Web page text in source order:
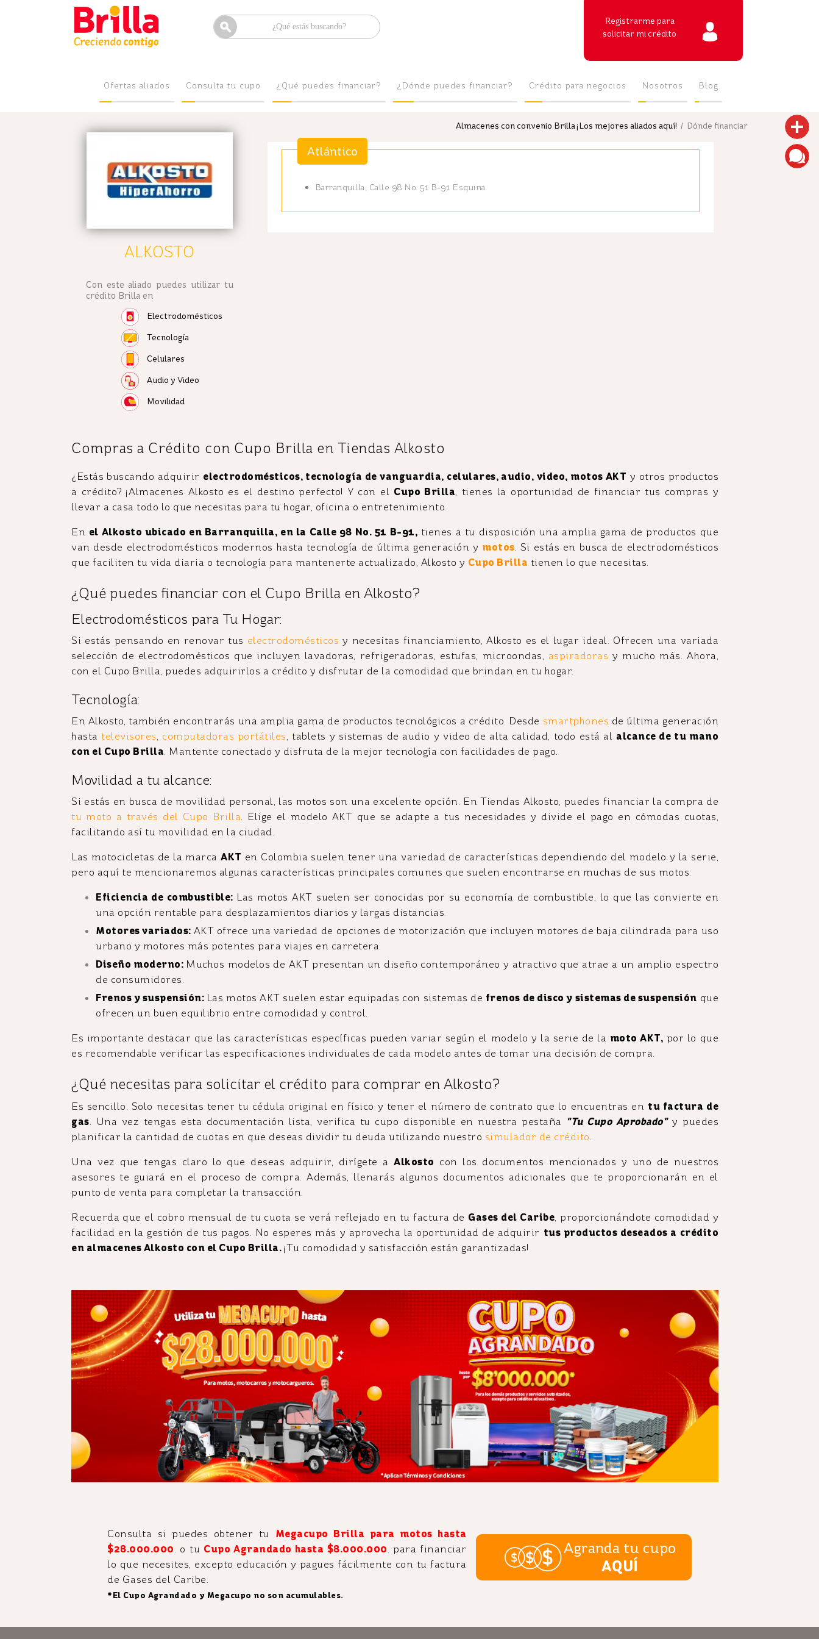
Registrarme para
solicitar mi crédito
Ofertas aliados Consulta tu cupo ¿Qué puedes financiar? ¿Dónde puedes financiar? Crédito para negocios Nosotros Blog
Almacenes con convenio Brilla ¡Los mejores aliados aquí! / Dónde financiar
ALKOSTO
Con este aliado puedes utilizar tu
crédito Brilla en
Electrodomésticos
Tecnología
Celulares
Audio y Video
Movilidad
Atlántico
Barranquilla, Calle 98 No. 51 B-91 Esquina
Compras a Crédito con Cupo Brilla en Tiendas Alkosto
¿Estás buscando adquirir electrodomésticos, tecnología de vanguardia, celulares, audio, video, motos AKT y otros productos
a crédito? ¡Almacenes Alkosto es el destino perfecto! Y con el Cupo Brilla, tienes la oportunidad de financiar tus compras y
llevar a casa todo lo que necesitas para tu hogar, oficina o entretenimiento.
En el Alkosto ubicado en Barranquilla, en la Calle 98 No. 51 B-91, tienes a tu disposición una amplia gama de productos que
van desde electrodomésticos modernos hasta tecnología de última generación y motos. Si estás en busca de electrodomésticos
que faciliten tu vida diaria o tecnología para mantenerte actualizado, Alkosto y Cupo Brilla tienen lo que necesitas.
¿Qué puedes financiar con el Cupo Brilla en Alkosto?
Electrodomésticos para Tu Hogar:
Si estás pensando en renovar tus electrodomésticos y necesitas financiamiento, Alkosto es el lugar ideal. Ofrecen una variada
selección de electrodomésticos que incluyen lavadoras, refrigeradoras, estufas, microondas, aspiradoras y mucho más. Ahora,
con el Cupo Brilla, puedes adquirirlos a crédito y disfrutar de la comodidad que brindan en tu hogar.
Tecnología:
En Alkosto, también encontrarás una amplia gama de productos tecnológicos a crédito. Desde smartphones de última generación
hasta televisores, computadoras portátiles, tablets y sistemas de audio y video de alta calidad, todo está al alcance de tu mano
con el Cupo Brilla. Mantente conectado y disfruta de la mejor tecnología con facilidades de pago.
Movilidad a tu alcance:
Si estás en busca de movilidad personal, las motos son una excelente opción. En Tiendas Alkosto, puedes financiar la compra de
tu moto a través del Cupo Brilla. Elige el modelo AKT que se adapte a tus necesidades y divide el pago en cómodas cuotas,
facilitando así tu movilidad en la ciudad.
Las motocicletas de la marcaAKT en Colombia suelen tener una variedad de características dependiendo del modelo y la serie,
pero aquí te mencionaremos algunas características principales comunes que suelen encontrarse en muchas de sus motos:
Eficiencia de combustible: Las motos AKT suelen ser conocidas por su economía de combustible, lo que las convierte en
una opción rentable para desplazamientos diarios y largas distancias.
Motores variados: AKT ofrece una variedad de opciones de motorización que incluyen motores de baja cilindrada para uso
urbano y motores más potentes para viajes en carretera.
Diseño moderno: Muchos modelos de AKT presentan un diseño contemporáneo y atractivo que atrae a un amplio espectro
de consumidores.
Frenos y suspensión: Las motos AKT suelen estar equipadas con sistemas de frenos de disco y sistemas de suspensión que
ofrecen un buen equilibrio entre comodidad y control.
Es importante destacar que las características específicas pueden variar según el modelo y la serie de la moto AKT, por lo que
es recomendable verificar las especificaciones individuales de cada modelo antes de tomar una decisión de compra.
¿Qué necesitas para solicitar el crédito para comprar en Alkosto?
Es sencillo. Solo necesitas tener tu cédula original en físico y tener el número de contrato que lo encuentras en tu factura de
gas. Una vez tengas esta documentación lista, verifica tu cupo disponible en nuestra pestaña "Tu Cupo Aprobado"y puedes
planificar la cantidad de cuotas en que deseas dividir tu deuda utilizando nuestro simulador de crédito.
Una vez que tengas claro lo que deseas adquirir, dirígete a Alkosto con los documentos mencionados y uno de nuestros
asesores te guiará en el proceso de compra. Además, llenarás algunos documentos adicionales que te proporcionarán en el
punto de venta para completar la transacción.
Recuerda que el cobro mensual de tu cuota se verá reflejado en tu factura de Gases del Caribe, proporcionándote comodidad y
facilidad en la gestión de tus pagos. No esperes más y aprovecha la oportunidad de adquirir tus productos deseados a crédito
en almacenes Alkosto con el Cupo Brilla. ¡Tu comodidad y satisfacción están garantizadas!
Consulta si puedes obtener tu
Megacupo Brilla para motos hasta
$28.000.000. o tu Cupo Agrandado hasta $8.000.000. para financiar
lo que necesites, excepto educación y pagues fácilmente con tu factura
de Gases del Caribe.
*El Cupo Agrandado y Megacupo no son acumulables.
Agranda tu cupo
AQUÍ